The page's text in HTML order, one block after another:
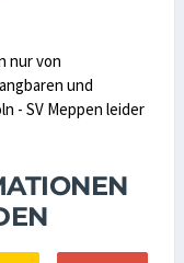
nur von
und
- SV Meppen leider